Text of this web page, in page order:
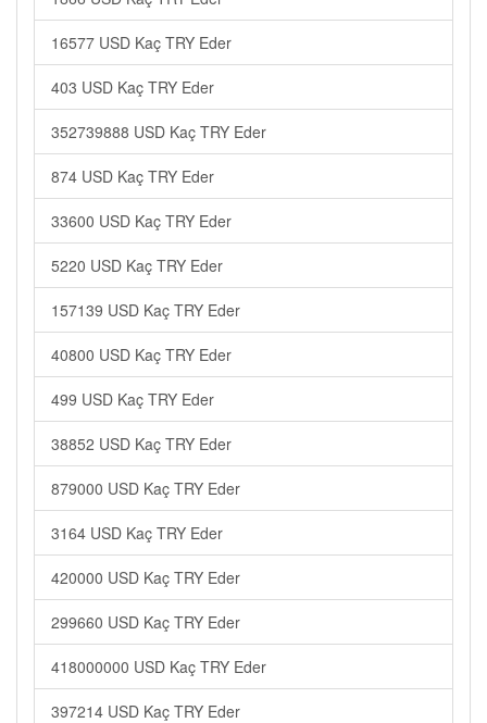
16577 USD Kaç TRY Eder
403 USD Kaç TRY Eder
352739888 USD Kaç TRY Eder
874 USD Kaç TRY Eder
33600 USD Kaç TRY Eder
5220 USD Kaç TRY Eder
157139 USD Kaç TRY Eder
40800 USD Kaç TRY Eder
499 USD Kaç TRY Eder
38852 USD Kaç TRY Eder
879000 USD Kaç TRY Eder
3164 USD Kaç TRY Eder
420000 USD Kaç TRY Eder
299660 USD Kaç TRY Eder
418000000 USD Kaç TRY Eder
397214 USD Kaç TRY Eder